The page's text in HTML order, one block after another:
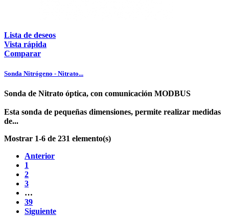
Lista de deseos
Vista rápida
Comparar
Sonda Nitrógeno - Nitrato...
Sonda de Nitrato óptica, con comunicación MODBUS
Esta sonda de pequeñas dimensiones, permite realizar medidas
de...
Mostrar 1-6 de 231 elemento(s)
Anterior
1
2
3
…
39
Siguiente